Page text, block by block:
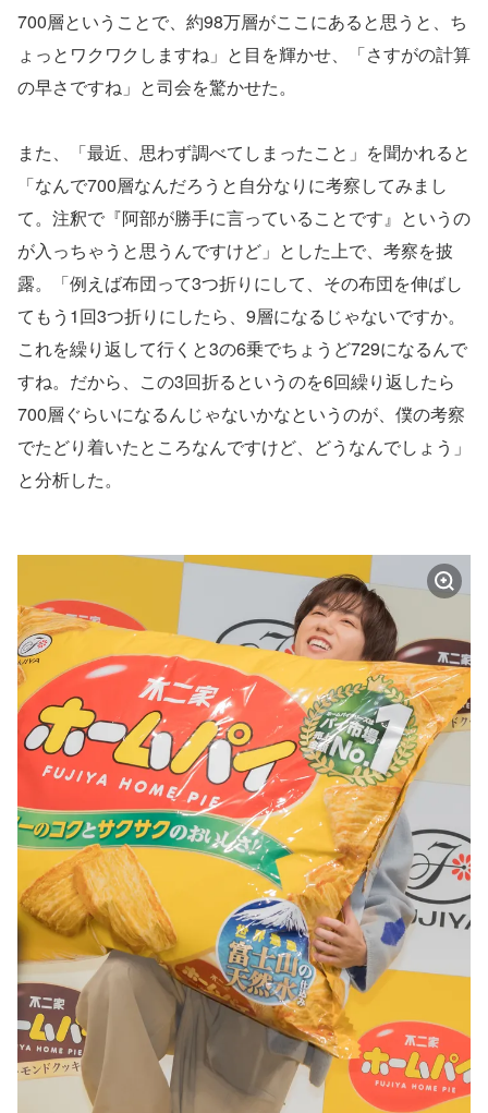
700層ということで、約98万層がここにあると思うと、ち
ょっとワクワクしますね」と目を輝かせ、「さすがの計算
の早さですね」と司会を驚かせた。
また、「最近、思わず調べてしまったこと」を聞かれると
「なんで700層なんだろうと自分なりに考察してみまし
て。注釈で『阿部が勝手に言っていることです』というの
が入っちゃうと思うんですけど」とした上で、考察を披
露。「例えば布団って3つ折りにして、その布団を伸ばし
てもう1回3つ折りにしたら、9層になるじゃないですか。
これを繰り返して行くと3の6乗でちょうど729になるんで
すね。だから、この3回折るというのを6回繰り返したら
700層ぐらいになるんじゃないかなというのが、僕の考察
でたどり着いたところなんですけど、どうなんでしょう」
と分析した。